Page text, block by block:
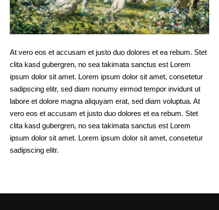
At vero eos et accusam et justo duo dolores et ea rebum. Stet
clita kasd gubergren, no sea takimata sanctus est Lorem
ipsum dolor sit amet. Lorem ipsum dolor sit amet, consetetur
sadipscing elitr, sed diam nonumy eirmod tempor invidunt ut
labore et dolore magna aliquyam erat, sed diam voluptua. At
vero eos et accusam et justo duo dolores et ea rebum. Stet
clita kasd gubergren, no sea takimata sanctus est Lorem
ipsum dolor sit amet. Lorem ipsum dolor sit amet, consetetur
sadipscing elitr.